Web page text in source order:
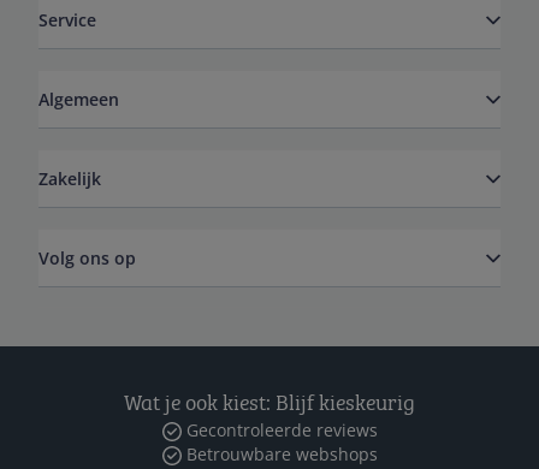
Service
Algemeen
Zakelijk
Volg ons op
Wat je ook kiest: Blijf kieskeurig
Gecontroleerde reviews
Betrouwbare webshops